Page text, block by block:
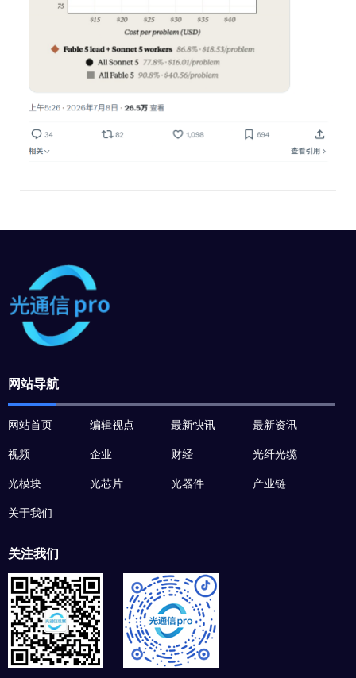
网站导航
网站首页 编辑视点 最新快讯 最新资讯
视频 企业 财经 光纤光缆
光模块 光芯片 光器件 产业链
关于我们
关注我们